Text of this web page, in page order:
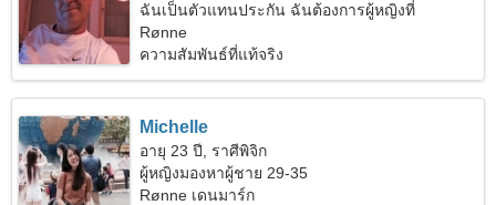
ฉันเป็นตัวแทนประกัน ฉันต้องการผู้หญิงที่
กระตือรือร้น
Rønne
ความสัมพันธ์ที่แท้จริง
Michelle
อายุ 23 ปี, ราศีพิจิก
ผู้หญิงมองหาผู้ชาย 29-35
Rønne เดนมาร์ก